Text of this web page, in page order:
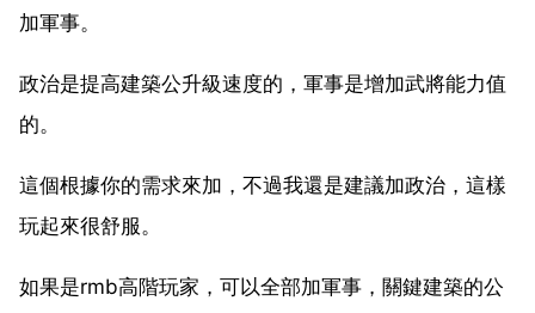
加軍事。
政治是提高建築公升級速度的，軍事是增加武將能力值
的。
這個根據你的需求來加，不過我還是建議加政治，這樣
玩起來很舒服。
如果是rmb高階玩家，可以全部加軍事，關鍵建築的公